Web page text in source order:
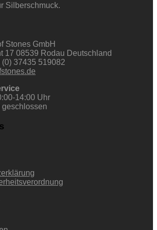
Silberschmuck.
Stones GmbH
17 08539 Rodau Deutschland
(0) 37435 519082
14:00 Uhr
geschlossen